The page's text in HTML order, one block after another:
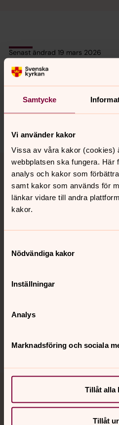
Samtycke
Vi använder kakor
Vissa av våra kakor (cookies)
webbplatsen ska fungera. Här
analys och kakor som
samt kakor som används för
länkar vidare till andra
kakor.
Nödvändiga kakor
Inställningar
Analys
Marknadsföring och sociala
Tillåt alla
Tillåt
Senast ändrad 19 mars 2026
Synpunkter eller
innehåll?
Tillbaka till toppen
Tillbaka till innehållet
Kontakt
Hitta snabbt
Sociala kanaler
Jourhavande präst
Akut samtals- och krisstöd.